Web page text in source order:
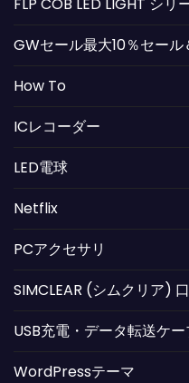
GWセール最大10％セール
How To
ICレコーダー
LED電球
Netflix
PCアクセサリ
SIMCLEAR (シムクリア)
USB充電・データ転送ケー
WordPressテーマ